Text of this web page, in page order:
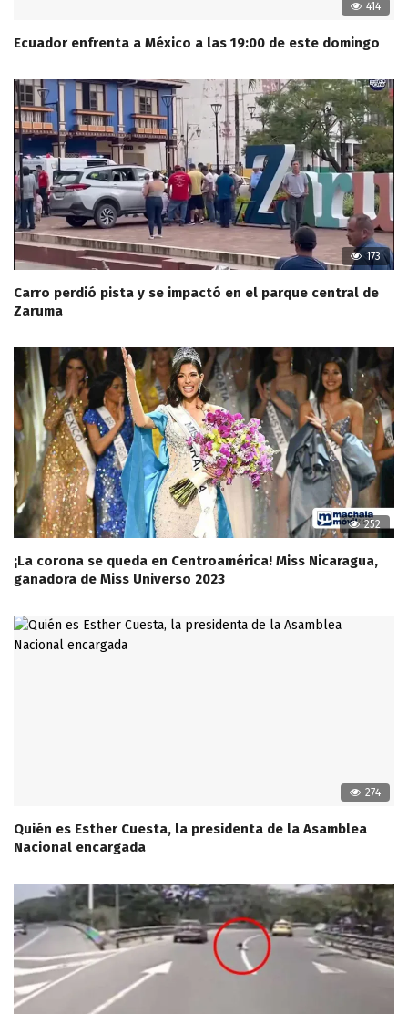
414
Ecuador enfrenta a México a las 19:00 de este domingo
173
Carro perdió pista y se impactó en el parque central de
Zaruma
252
¡La corona se queda en Centroamérica! Miss Nicaragua,
ganadora de Miss Universo 2023
274
Quién es Esther Cuesta, la presidenta de la Asamblea
Nacional encargada